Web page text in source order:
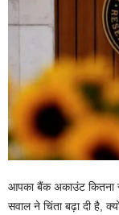
आपका बैंक अकाउंट कितना
सवाल ने चिंता बढ़ा दी है,